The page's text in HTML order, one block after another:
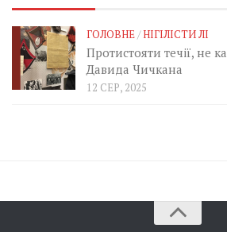
ГОЛОВНЕ/НІГІЛІСТИ ЛІ
Протистояти течії, не
Давида Чичкана
12 СЕР, 2025